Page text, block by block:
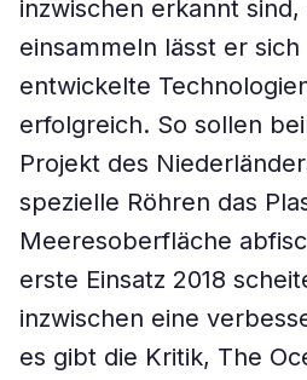
inzwischen erkannt
einsammeln lässt er
entwickelte
erfolgreich. So sollen
Projekt des
spezielle Röhren das
Meeresoberfläche
erste Einsatz 2018
inzwischen eine
es gibt die Kritik, The